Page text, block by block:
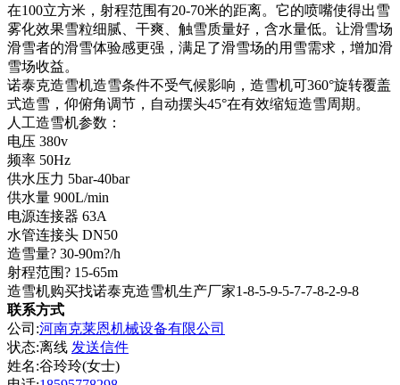
在100立方米，射程范围有20-70米的距离。它的喷嘴使得出雪
雾化效果雪粒细腻、干爽、触雪质量好，含水量低。让滑雪场
滑雪者的滑雪体验感更强，满足了滑雪场的用雪需求，增加滑
雪场收益。
诺泰克造雪机造雪条件不受气候影响，造雪机可360°旋转覆盖
式造雪，仰俯角调节，自动摆头45°在有效缩短造雪周期。
人工造雪机参数：
电压 380v
频率 50Hz
供水压力 5bar-40bar
供水量 900L/min
电源连接器 63A
水管连接头 DN50
造雪量? 30-90m?/h
射程范围? 15-65m
造雪机购买找诺泰克造雪机生产厂家1-8-5-9-5-7-7-8-2-9-8
联系方式
公司:河南克莱恩机械设备有限公司
状态:离线 发送信件
姓名:谷玲玲(女士)